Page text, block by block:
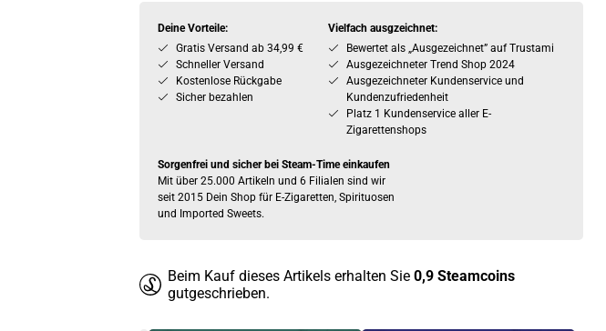
Deine Vorteile:
Gratis Versand ab 34,99 €
Schneller Versand
Kostenlose Rückgabe
Sicher bezahlen
Vielfach ausgzeichnet:
Bewertet als „Ausgezeichnet” auf Trustami
Ausgezeichneter Trend Shop 2024
Ausgezeichneter Kundenservice und
Kundenzufriedenheit
Platz 1 Kundenservice aller E-
Zigarettenshops
Sorgenfrei und sicher bei Steam-Time einkaufen
Mit über 25.000 Artikeln und 6 Filialen sind wir
seit 2015 Dein Shop für E-Zigaretten, Spirituosen
und Imported Sweets.
Beim Kauf dieses Artikels erhalten Sie 0,9 Steamcoins
gutgeschrieben.